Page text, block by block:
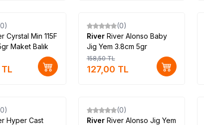
Cyrstal Min 115F
Maket Balık
TL
%20
(0)
River River Alonso Baby
Jig Yem 3.8cm 5gr
158,50TL
127,00 TL
Hyper Cast
%20
(0)
River River Alonso Jig Yem